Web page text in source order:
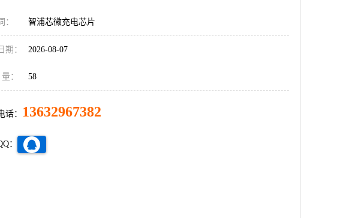
： 智浦芯微充电芯片
期： 2026-08-07
： 58
话： 13632967382
：